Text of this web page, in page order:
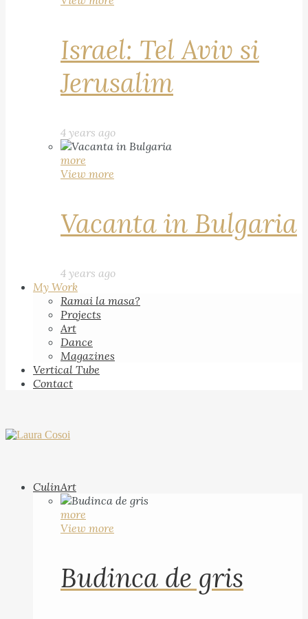
Israel: Tel Aviv si
Jerusalim
4 years ago
more
View more
Vacanta in Bulgaria
4 years ago
My Work
Ramai la masa?
Projects
Art
Dance
Magazines
Vertical Tube
Contact
CulinArt
more
View more
Budinca de gris